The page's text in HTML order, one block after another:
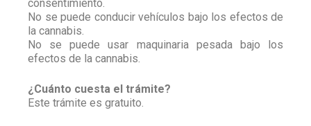
consentimiento.
No se puede conducir vehículos bajo los efectos de
la cannabis.
No se puede usar maquinaria pesada bajo los
efectos de la cannabis.
¿Cuánto cuesta el trámite?
Este trámite es gratuito.